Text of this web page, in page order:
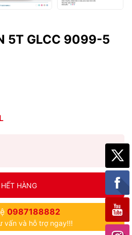
5T GLCC 9099-5
HẾT HÀNG
0987188882
vấn và hỗ trợ ngay!!!